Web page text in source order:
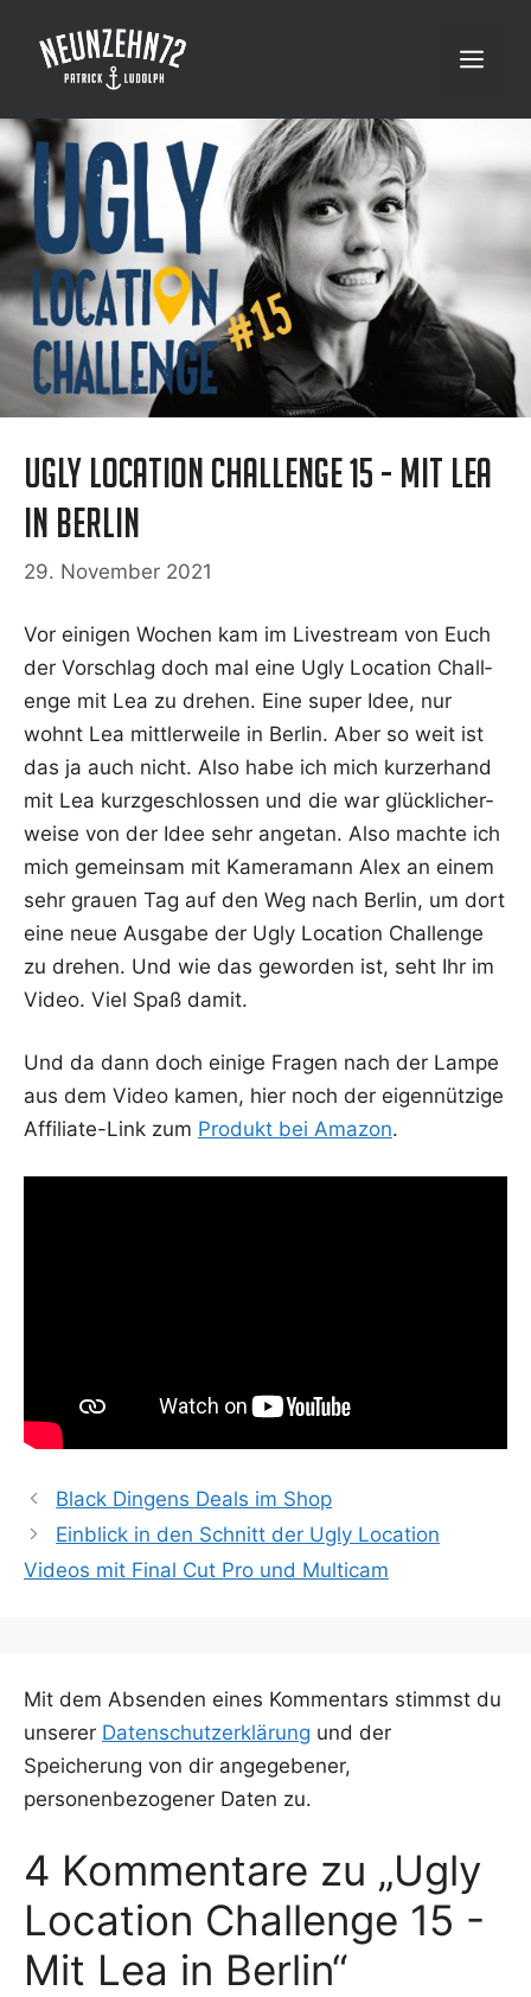
Inhalt
springen
Menü
Ugly Location Challenge 15 - Mit Lea
in Berlin
29. November 2021
Vor eini­gen Wochen kam im Live­stream von Euch
der Vor­schlag doch mal eine Ugly Loca­ti­on Chall­
enge mit Lea zu dre­hen. Eine super Idee, nur
wohnt Lea mitt­ler­wei­le in Ber­lin. Aber so weit ist
das ja auch nicht. Also habe ich mich kur­zer­hand
mit Lea kurz­ge­schlos­sen und die war glück­li­cher­
wei­se von der Idee sehr ange­tan. Also mach­te ich
mich gemein­sam mit Kame­ra­mann Alex an einem
sehr grau­en Tag auf den Weg nach Ber­lin, um dort
eine neue Aus­ga­be der Ugly Loca­ti­on Chall­enge
zu dre­hen. Und wie das gewor­den ist, seht Ihr im
Video. Viel Spaß damit.
Und da dann doch eini­ge Fra­gen nach der Lam­pe
aus dem Video kamen, hier noch der eigen­nüt­zi­ge
Affi­lia­te-Link zum Pro­dukt bei Ama­zon.
Black Dingens Deals im Shop
Einblick in den Schnitt der Ugly Location
Videos mit Final Cut Pro und Multicam
Mit dem Absenden eines Kommentars stimmst du
unserer Datenschutzerklärung und der
Speicherung von dir angegebener,
personenbezogener Daten zu.
4 Kommentare zu „Ugly
Location Challenge 15 -
Mit Lea in Berlin“